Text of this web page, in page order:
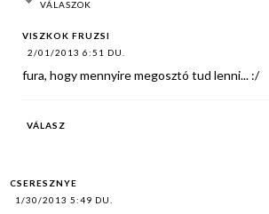
VÁLASZOK
VISZKOK FRUZSI
2/01/2013 6:51 DU.
fura, hogy mennyire megosztó tud lenni... :/
VÁLASZ
CSERESZNYE
1/30/2013 5:49 DU.